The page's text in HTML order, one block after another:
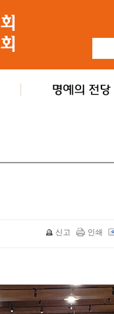
신고 인쇄